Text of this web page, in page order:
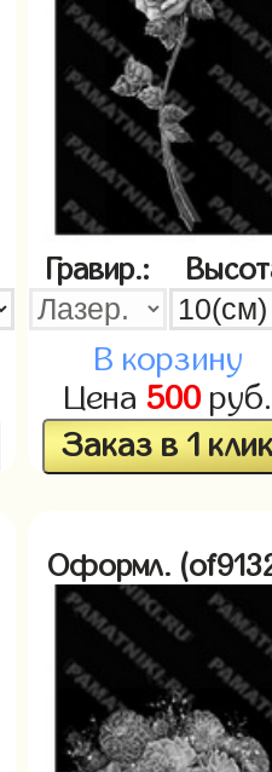
Гравир.:
В корзину
Цена 500руб.
Заказ в 1
Оформл.